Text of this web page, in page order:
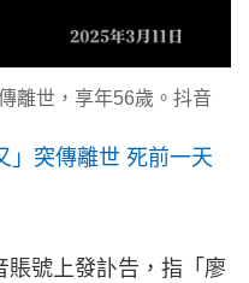
離世，享年56歲。抖音
」突傳離世 死前一天
賬號上發訃告，指「廖